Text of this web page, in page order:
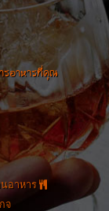
รอาหารที่คุณ
อาหาร
จ